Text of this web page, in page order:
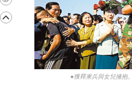
●獲釋柬兵與女兒擁抱